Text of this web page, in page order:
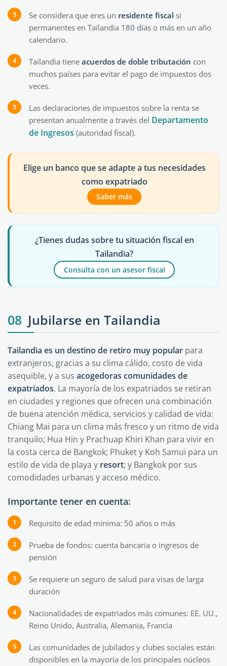
Se considera que eres un residente fiscal si
permanentes en Tailandia 180 días o más en un año
calendario.
Tailandia tiene acuerdos de doble tributación con
muchos países para evitar el pago de impuestos dos
veces.
Las declaraciones de impuestos sobre la renta se
presentan anualmente a través del Departamento
de Ingresos (autoridad fiscal).
Elige un banco que se adapte a tus necesidades
como expatriado
Saber más
¿Tienes dudas sobre tu situación fiscal en
Tailandia?
Consulta con un asesor fiscal
08 Jubilarse en Tailandia
Tailandia es un destino de retiro muy popular para
extranjeros, gracias a su clima cálido, costo de vida
asequible, y a sus acogedoras comunidades de
expatriados. La mayoría de los expatriados se retiran
en ciudades y regiones que ofrecen una combinación
de buena atención médica, servicios y calidad de vida:
Chiang Mai para un clima más fresco y un ritmo de vida
tranquilo; Hua Hin y Prachuap Khiri Khan para vivir en
la costa cerca de Bangkok; Phuket y Koh Samui para un
estilo de vida de playa y resort; y Bangkok por sus
comodidades urbanas y acceso médico.
Importante tener en cuenta:
Requisito de edad mínima: 50 años o más
Prueba de fondos: cuenta bancaria o ingresos de
pensión
Se requiere un seguro de salud para visas de larga
duración
Nacionalidades de expatriados más comunes: EE. UU.,
Reino Unido, Australia, Alemania, Francia
Las comunidades de jubilados y clubes sociales están
disponibles en la mayoría de los principales núcleos